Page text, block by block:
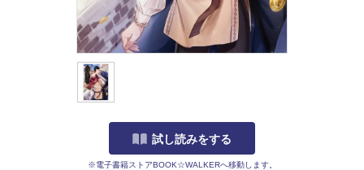
試し読みをする
※電子書籍ストアBOOK☆WALKERへ移動します。